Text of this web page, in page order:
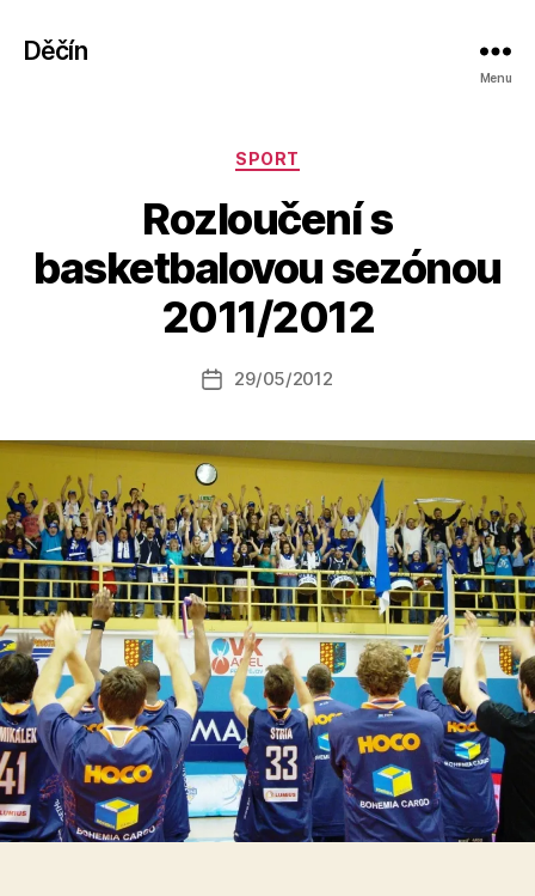
Děčín
Menu
Rubriky
SPORT
Rozloučení s
basketbalovou sezónou
2011/2012
Autor
příspěvku
u
t
o
a
s
Datum
29/05/2012